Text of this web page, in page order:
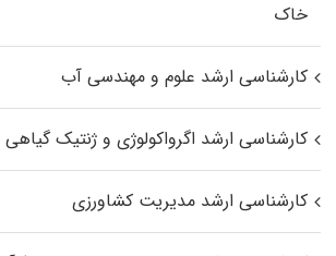
خاک
کارشناسی ارشد علوم و مهندسی آب
کارشناسی ارشد اگرواکولوژی و ژنتیک گیاهی
کارشناسی ارشد مدیریت کشاورزی